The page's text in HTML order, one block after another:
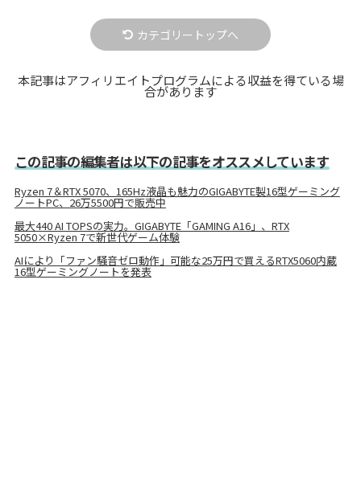
カテゴリートップへ
本記事はアフィリエイトプログラムによる収益を得ている場
合があります
この記事の編集者は以下の記事をオススメしています
Ryzen 7＆RTX 5070、165Hz液晶も魅力のGIGABYTE製16型ゲーミング
ノートPC、26万5500円で販売中
最大440 AI TOPSの実力。GIGABYTE「GAMING A16」、RTX
5050×Ryzen 7で新世代ゲーム体験
AIにより「ファン騒音ゼロ動作」可能な25万円で買えるRTX5060内蔵
16型ゲーミングノートを発表